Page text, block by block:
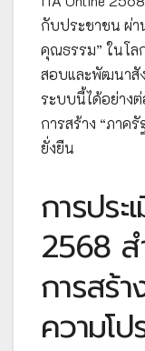
กับประชาชน ผ่า
คุณธรรม” ในโ
สอบและพัฒนาสั
ระบบนี้ได้อย่างต่
การสร้าง “ภาค
ยั่งยืน
การปร
2568 ส
การสร้
ความโ